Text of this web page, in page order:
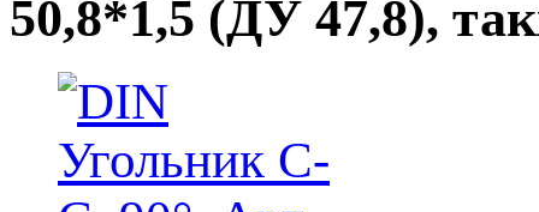
50,8*1,5 (ДУ 47,8),